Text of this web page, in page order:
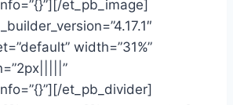
et_pb_image]
width=”31%”
et_pb_divider]